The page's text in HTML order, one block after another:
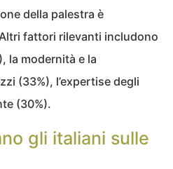
della palestra è
fattori rilevanti includono
la modernità e la
(33%), l’expertise degli
(30%).
gli italiani sulle